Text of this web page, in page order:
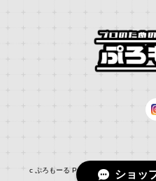
c ぷろもーる ProMALL：総合通販サイ
ショッ